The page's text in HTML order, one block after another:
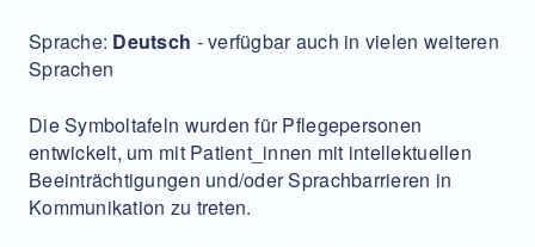
Sprache: Deutsch - verfügbar auch in vielen weiteren
Sprachen
Die Symboltafeln wurden für Pflegepersonen
entwickelt, um mit Patient_innen mit intellektuellen
Beeinträchtigungen und/oder Sprachbarrieren in
Kommunikation zu treten.